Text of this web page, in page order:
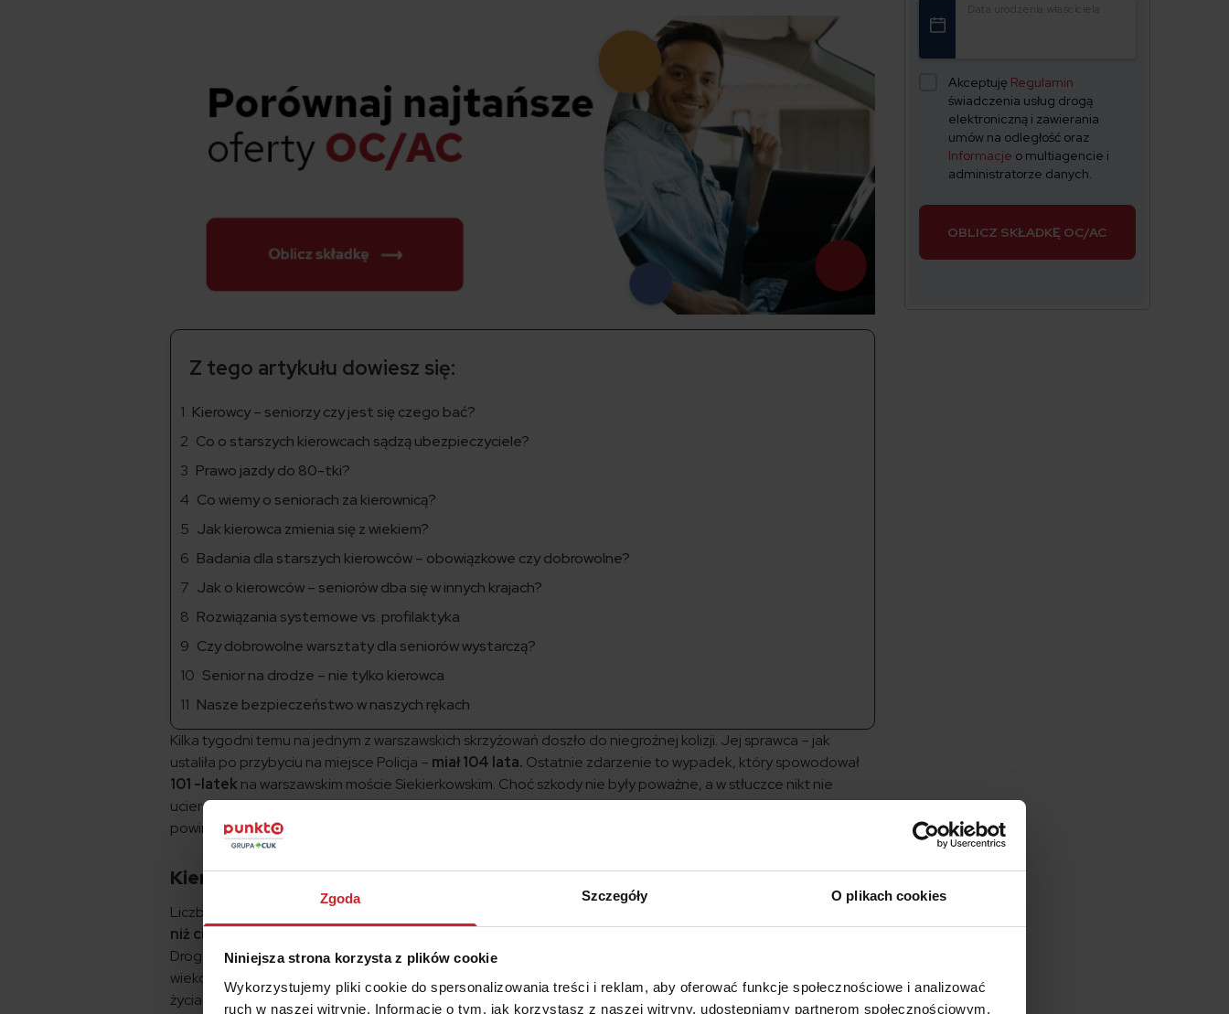
Zgoda Szczegóły O plikach cookies
Niniejsza strona korzysta z plików cookie
Wykorzystujemy pliki cookie do spersonalizowania treści i reklam, aby oferować funkcje społecznościowe i analizować
ruch w naszej witrynie. Informacje o tym, jak korzystasz z naszej witryny, udostępniamy partnerom społecznościowym,
Z tego artykułu dowiesz się:
Kierowcy – seniorzy czy jest się czego bać?
Co o starszych kierowcach sądzą ubezpieczyciele?
Prawo jazdy do 80-tki?
Co wiemy o seniorach za kierownicą?
Jak kierowca zmienia się z wiekiem?
Badania dla starszych kierowców – obowiązkowe czy dobrowolne?
Jak o kierowców – seniorów dba się w innych krajach?
Rozwiązania systemowe vs. profilaktyka
Czy dobrowolne warsztaty dla seniorów wystarczą?
Senior na drodze – nie tylko kierowca
Nasze bezpieczeństwo w naszych rękach
Kilka tygodni temu na jednym z warszawskich skrzyżowań doszło do niegroźnej kolizji. Jej sprawca – jak
ustaliła po przybyciu na miejsce Policja – miał 104 lata. Ostatnie zdarzenie to wypadek, który spowodował
101 -latekna warszawskim moście Siekierkowskim. Choć szkody nie były poważne, a w stłuczce nikt nie
ucierpiał, wydarzenie sprawiło, że media na nowo zaczęły zadawać pytanie: czy kierowcom-seniorom
powinno się odbierać prawo jazdy?
Kierowcy – seniorzy czy jest się czego bać?
Liczby przeczą stereotypom. Kierowcy, którzy ukończyli 60. rok życia
niż ci młodsi
Drogowego Komendy Głównej Policji. Jeśli przeliczymy liczbę zdarzeń na 10 000 osób w danej grupie
wiekowej okaże się, że wśród seniorów ten wskaźnik wynosi tylko 4,9. Niższy jest tylko wśród osób do 17. roku
życia (czyli nieposiadających prawa jazdy).
Data urodzenia właściciela
Akceptuję Regulamin
świadczenia usług drogą
elektroniczną i zawierania
umów na odległość oraz
Informacje o multiagencie i
administratorze danych.
OBLICZ SKŁADKĘ OC/AC